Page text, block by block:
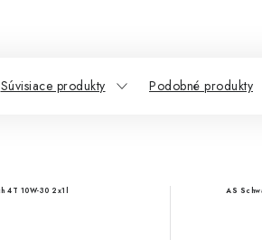
Súvisiace produkty Podobné produkty